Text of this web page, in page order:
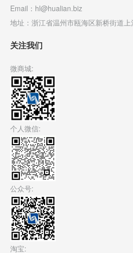
Email：hl@hualian.biz
地址：浙江省温州市瓯海区新桥街道
关注我们
微商城:
个人微信:
公众号:
淘宝: